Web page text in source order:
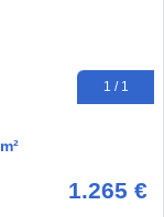
1 / 1
1.265 €